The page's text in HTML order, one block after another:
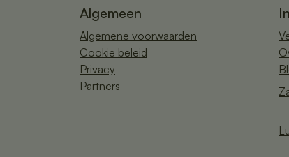
Algemeen
Algemene voorwaarden
Cookie beleid
Privacy
Partners